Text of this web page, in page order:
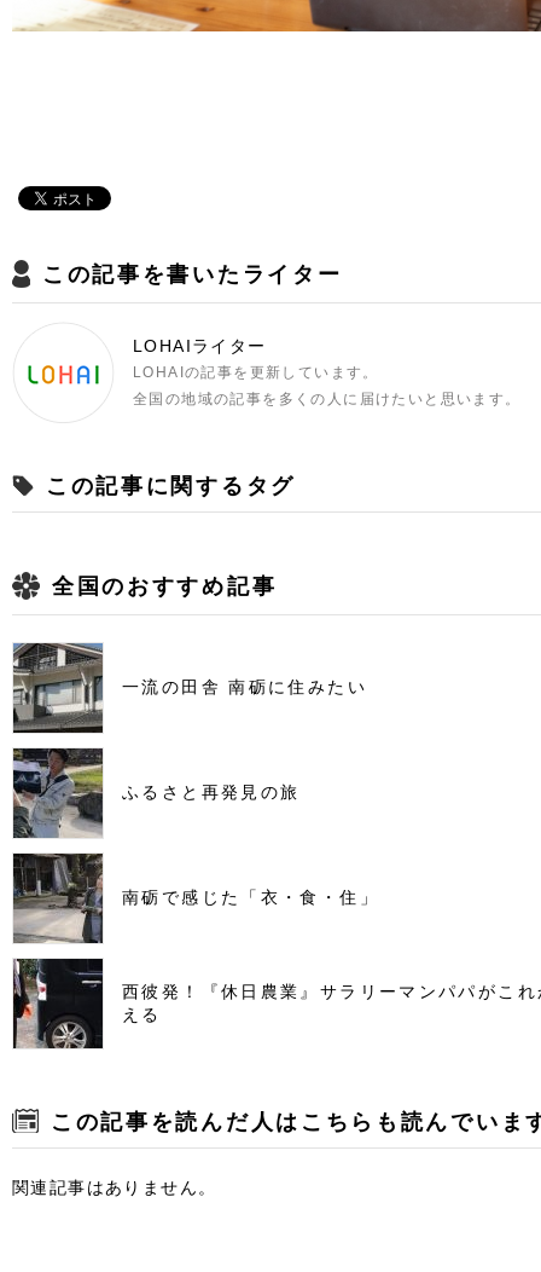
この記事を書いたライター
LOHAIライター
LOHAIの記事を更新しています。
全国の地域の記事を多くの人に届けたいと思います。
この記事に関するタグ
全国のおすすめ記事
一流の田舎 南砺に住みたい
ふるさと再発見の旅
南砺で感じた「衣・食・住」
西彼発！『休日農業』サラリーマンパパがこ
える
この記事を読んだ人はこちらも読んでいま
関連記事はありません。